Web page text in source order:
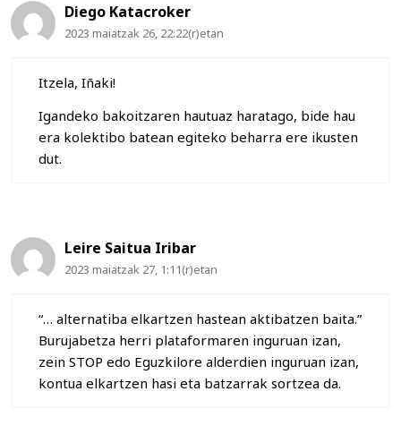
Diego Katacroker
2023 maiatzak 26, 22:22(r)etan
Itzela, Iñaki!
Igandeko bakoitzaren hautuaz haratago, bide hau
era kolektibo batean egiteko beharra ere ikusten
dut.
Leire Saitua Iribar
2023 maiatzak 27, 1:11(r)etan
“… alternatiba elkartzen hastean aktibatzen baita.”
Burujabetza herri plataformaren inguruan izan,
zein STOP edo Eguzkilore alderdien inguruan izan,
kontua elkartzen hasi eta batzarrak sortzea da.